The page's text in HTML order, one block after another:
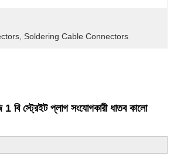
Soldering Cable Connectors
বি স্ট্রেইট প্লাগ সংযোগকারী ধাতব কালো